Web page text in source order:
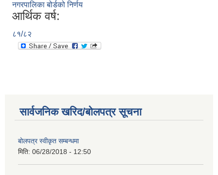
नगरपालिका बोर्डको निर्णय
आर्थिक वर्ष:
८१/८२
सार्वजनिक खरिद/बोलपत्र सूचना
बोलपत्र स्वीकृत सम्बन्धमा
मिति: 06/28/2018 - 12:50